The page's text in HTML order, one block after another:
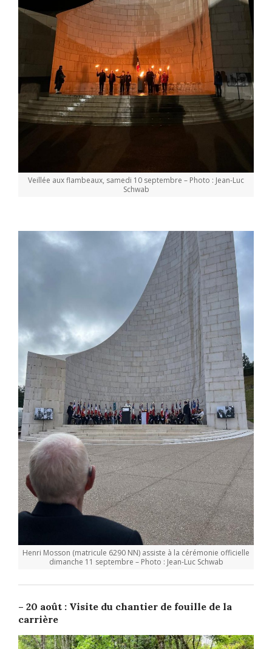
Veillée aux flambeaux, samedi 10 septembre – Photo : Jean-Luc
Schwab
Henri Mosson (matricule 6290 NN) assiste à la cérémonie officielle
dimanche 11 septembre – Photo : Jean-Luc Schwab
– 20 août : Visite du chantier de fouille de la
carrière